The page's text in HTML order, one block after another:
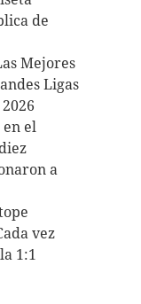
de
Mejores
Ligas
el
a
vez
1:1